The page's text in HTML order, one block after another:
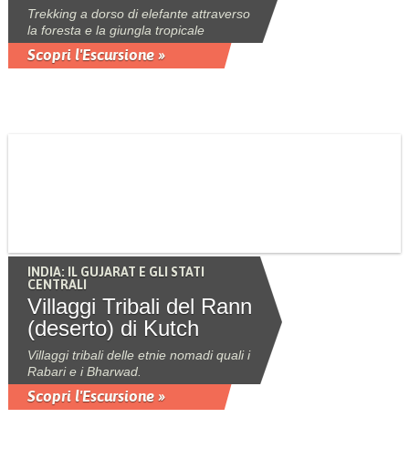
Trekking a dorso di elefante attraverso
la foresta e la giungla tropicale
Scopri l'Escursione »
INDIA: IL GUJARAT E GLI STATI
CENTRALI
Villaggi Tribali del Rann
(deserto) di Kutch
Villaggi tribali delle etnie nomadi quali i
Rabari e i Bharwad.
Scopri l'Escursione »